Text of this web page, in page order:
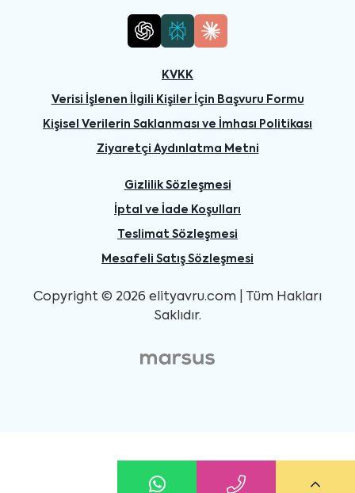
KVKK
Verisi İşlenen İlgili Kişiler İçin Başvuru Formu
Kişisel Verilerin Saklanması ve İmhası Politikası
Ziyaretçi Aydınlatma Metni
Gizlilik Sözleşmesi
İptal ve İade Koşulları
Teslimat Sözleşmesi
Mesafeli Satış Sözleşmesi
Copyright © 2026 elityavru.com | Tüm Hakları
Saklıdır.